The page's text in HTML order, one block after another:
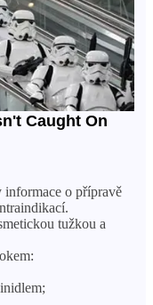
informace o přípravě
tužkou a